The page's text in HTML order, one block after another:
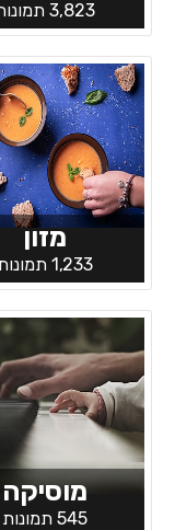
3,823 תמונות
מזון
1,233 תמונות
מוסיקה
545 תמונות